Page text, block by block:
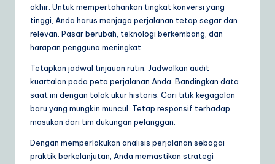
akhir. Untuk mempertahankan tingkat konversi yang
tinggi, Anda harus menjaga perjalanan tetap segar dan
relevan. Pasar berubah, teknologi berkembang, dan
harapan pengguna meningkat.
Tetapkan jadwal tinjauan rutin. Jadwalkan audit
kuartalan pada peta perjalanan Anda. Bandingkan data
saat ini dengan tolok ukur historis. Cari titik kegagalan
baru yang mungkin muncul. Tetap responsif terhadap
masukan dari tim dukungan pelanggan.
Dengan memperlakukan analisis perjalanan sebagai
praktik berkelanjutan, Anda memastikan strategi